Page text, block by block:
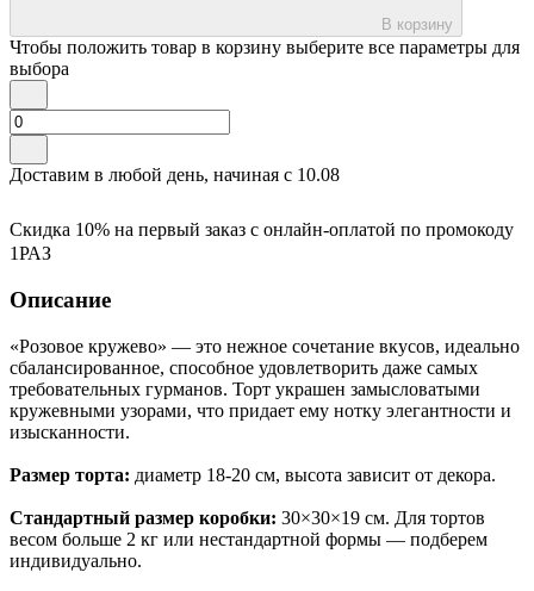
В корзину
Чтобы положить товар в корзину выберите все параметры для
выбора
Доставим в любой день, начиная с 10.08
Скидка 10% на первый заказ с онлайн-оплатой по промокоду
1РАЗ
Описание
«Розовое кружево» — это нежное сочетание вкусов, идеально
сбалансированное, способное удовлетворить даже самых
требовательных гурманов. Торт украшен замысловатыми
кружевными узорами, что придает ему нотку элегантности и
изысканности.
Размер торта: диаметр 18-20 см, высота зависит от декора.
Стандартный размер коробки: 30×30×19 см. Для тортов
весом больше 2 кг или нестандартной формы — подберем
индивидуально.